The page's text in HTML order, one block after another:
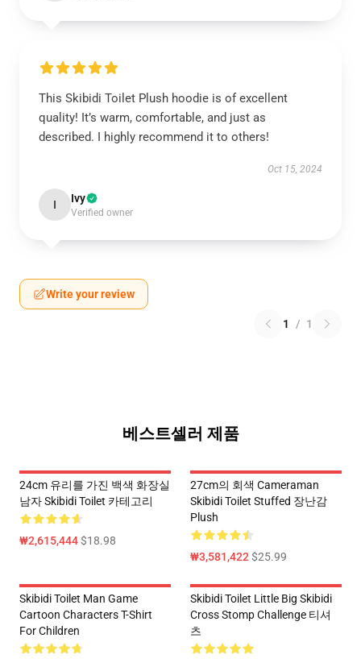
This Skibidi Toilet Plush hoodie is of excellent
quality! It’s warm, comfortable, and just as
described. I highly recommend it to others!
Oct 15, 2024
I Ivy
Verified owner
Write your review
1 / 1
베스트셀러 제품
24cm 유리를 가진 백색 화장실
남자 Skibidi Toilet 카테고리
₩2,615,444$18.98
27cm의 회색 Cameraman
Skibidi Toilet Stuffed 장난감
Plush
₩3,581,422$25.99
Skibidi Toilet Man Game
Cartoon Characters T-Shirt
For Children
Skibidi Toilet Little Big Skibidi
Cross Stomp Challenge 티셔
츠